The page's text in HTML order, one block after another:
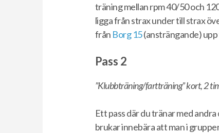
träning mellan rpm 40/50 och
ligga från strax under till strax
från Borg 15(ansträngande) upp
Pass 2
”Klubbträning/fartträning” kort, 2
Ett pass där du tränar med
brukar innebära att man i